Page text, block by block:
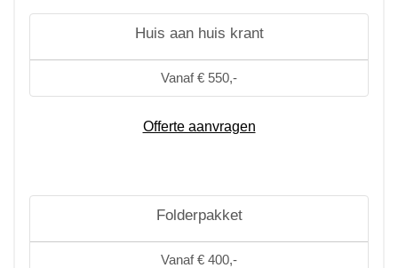
Huis aan huis krant
Vanaf € 550,-
Offerte aanvragen
Folderpakket
Vanaf € 400,-